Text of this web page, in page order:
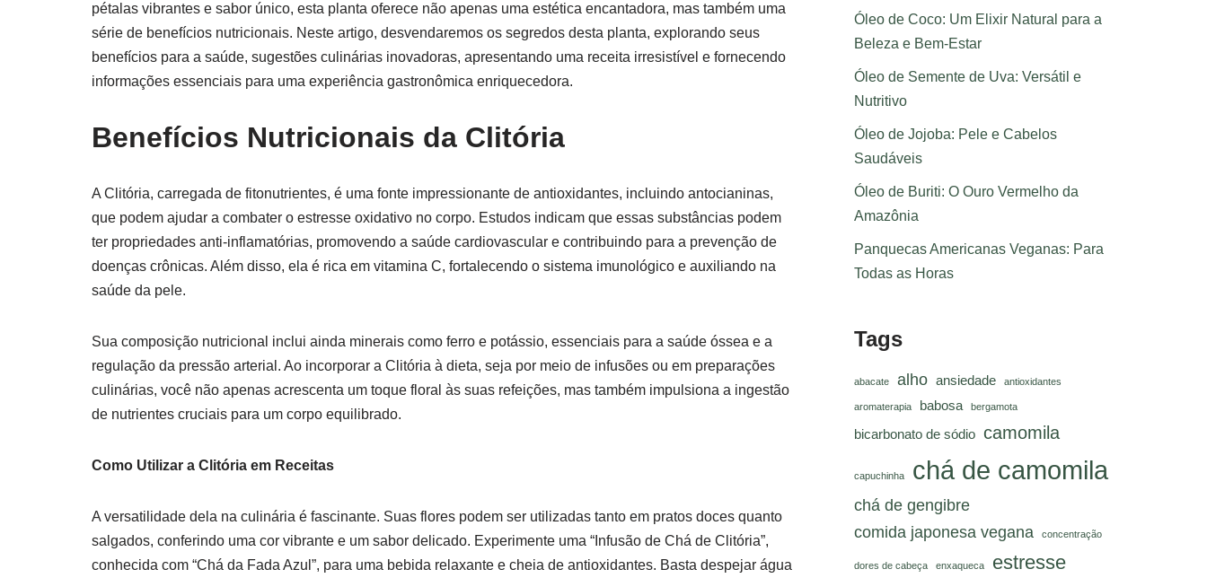
pétalas vibrantes e sabor único, esta planta oferece não apenas uma estética encantadora, mas também uma
série de benefícios nutricionais. Neste artigo, desvendaremos os segredos desta planta, explorando seus
benefícios para a saúde, sugestões culinárias inovadoras, apresentando uma receita irresistível e fornecendo
informações essenciais para uma experiência gastronômica enriquecedora.
Benefícios Nutricionais da Clitória
A Clitória, carregada de fitonutrientes, é uma fonte impressionante de antioxidantes, incluindo antocianinas,
que podem ajudar a combater o estresse oxidativo no corpo. Estudos indicam que essas substâncias podem
ter propriedades anti-inflamatórias, promovendo a saúde cardiovascular e contribuindo para a prevenção de
doenças crônicas. Além disso, ela é rica em vitamina C, fortalecendo o sistema imunológico e auxiliando na
saúde da pele.
Sua composição nutricional inclui ainda minerais como ferro e potássio, essenciais para a saúde óssea e a
regulação da pressão arterial. Ao incorporar a Clitória à dieta, seja por meio de infusões ou em preparações
culinárias, você não apenas acrescenta um toque floral às suas refeições, mas também impulsiona a ingestão
de nutrientes cruciais para um corpo equilibrado.
Como Utilizar a Clitória em Receitas
A versatilidade dela na culinária é fascinante. Suas flores podem ser utilizadas tanto em pratos doces quanto
salgados, conferindo uma cor vibrante e um sabor delicado. Experimente uma “Infusão de Chá de Clitória”,
conhecida com “Chá da Fada Azul”, para uma bebida relaxante e cheia de antioxidantes. Basta despejar água
Óleo de Coco: Um Elixir Natural para a
Beleza e Bem-Estar
Óleo de Semente de Uva: Versátil e
Nutritivo
Óleo de Jojoba: Pele e Cabelos
Saudáveis
Óleo de Buriti: O Ouro Vermelho da
Amazônia
Panquecas Americanas Veganas: Para
Todas as Horas
Tags
abacate alho ansiedade antioxidantes
aromaterapia babosa bergamota
bicarbonato de sódio camomila
capuchinha chá de camomila
chá de gengibre
comida japonesa vegana
concentração
dores de cabeça enxaqueca estresse